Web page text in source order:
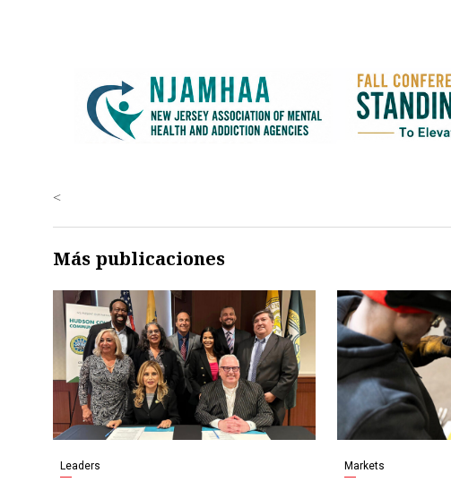
<
Más publicaciones
Leaders Markets